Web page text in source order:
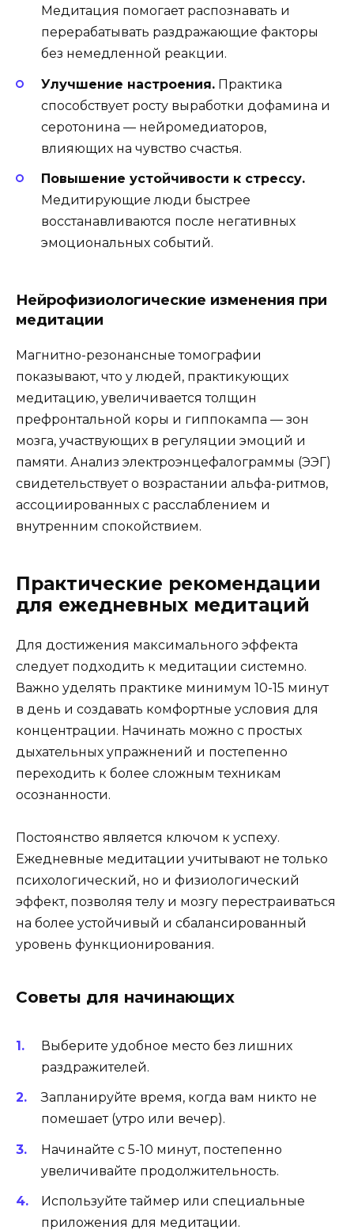
Медитация помогает распознавать и
перерабатывать раздражающие факторы
без немедленной реакции.
Улучшение настроения. Практика
способствует росту выработки дофамина и
серотонина — нейромедиаторов,
влияющих на чувство счастья.
Повышение устойчивости к стрессу.
Медитирующие люди быстрее
восстанавливаются после негативных
эмоциональных событий.
Нейрофизиологические изменения при
медитации
Магнитно-резонансные томографии
показывают, что у людей, практикующих
медитацию, увеличивается толщин
префронтальной коры и гиппокампа — зон
мозга, участвующих в регуляции эмоций и
памяти. Анализ электроэнцефалограммы (ЭЭГ)
свидетельствует о возрастании альфа-ритмов,
ассоциированных с расслаблением и
внутренним спокойствием.
Практические рекомендации
для ежедневных медитаций
Для достижения максимального эффекта
следует подходить к медитации системно.
Важно уделять практике минимум 10-15 минут
в день и создавать комфортные условия для
концентрации. Начинать можно с простых
дыхательных упражнений и постепенно
переходить к более сложным техникам
осознанности.
Постоянство является ключом к успеху.
Ежедневные медитации учитывают не только
психологический, но и физиологический
эффект, позволяя телу и мозгу перестраиваться
на более устойчивый и сбалансированный
уровень функционирования.
Советы для начинающих
Выберите удобное место без лишних
раздражителей.
Запланируйте время, когда вам никто не
помешает (утро или вечер).
Начинайте с 5-10 минут, постепенно
увеличивайте продолжительность.
Используйте таймер или специальные
приложения для медитации.